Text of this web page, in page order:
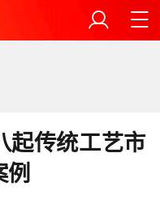
起传统工艺市
例